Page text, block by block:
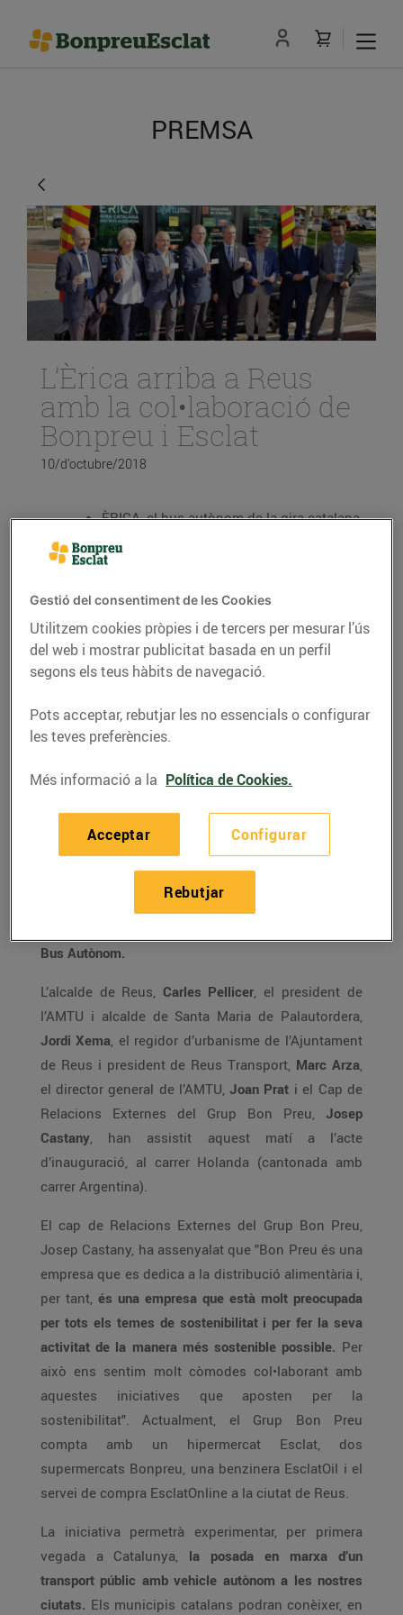
PREMSA
L’Èrica arriba a Reus
amb la col•laboració de
Bonpreu i Esclat
10/d’octubre/2018
ÈRICA, el bus autònom de la gira catalana,
municipis durant els mesos de setembre i
transportat més de 9.000 ciutadans
És una iniciativa pionera que permetrà
experimentar, per primera vegada a
Catalunya, la posada en marxa d’un
transport públic amb vehicle autònom
L’acord reforça el compromís del Grup
Bon Preu per la sostenibilitat i l’eficiència
energètica
Grup Bon Preu
col•labora, juntament amb
l’Associació de municipis per la Mobilitat i el
Departament de Territori i Sostenibilitat de la
Bus Autònom.
L’alcalde de Reus, Carles Pellicer, el president de
l’AMTU i alcalde de Santa Maria de Palautordera,
Jordi Xema, el regidor d’urbanisme de l’Ajuntament
de Reus i president de Reus Transport, Marc Arza,
el director general de l’AMTU, Joan Prat i el Cap de
Relacions Externes del Grup Bon Preu, Josep
Castany, han assistit aquest matí a l’acte
d’inauguració, al carrer Holanda (cantonada amb
carrer Argentina).
El cap de Relacions Externes del Grup Bon Preu,
Josep Castany, ha assenyalat que "Bon Preu és una
empresa que es dedica a la distribució alimentària i,
per tant, és una empresa que està molt preocupada
per tots els temes de sostenibilitat i per fer la seva
activitat de la manera més sostenible possible. Per
això ens sentim molt còmodes col•laborant amb
aquestes iniciatives que aposten per la
sostenibilitat". Actualment, el Grup Bon Preu
compta amb un hipermercat Esclat, dos
supermercats Bonpreu, una benzinera EsclatOil i el
servei de compra EsclatOnline a la ciutat de Reus.
La iniciativa permetrà experimentar, per primera
vegada a Catalunya, la posada en marxa d’un
transport públic amb vehicle autònom a les nostres
ciutats. Els municipis catalans podran conèixer, en
Gestió del consentiment de les Cookies
Utilitzem cookies pròpies i de tercers per mesurar l’ús
del web i mostrar publicitat basada en un perfil
segons els teus hàbits de navegació.
Pots acceptar, rebutjar les no essencials o configurar
les teves preferències.
Més informació a la Política de Cookies.
Configurar
Rebutjar
Acceptar